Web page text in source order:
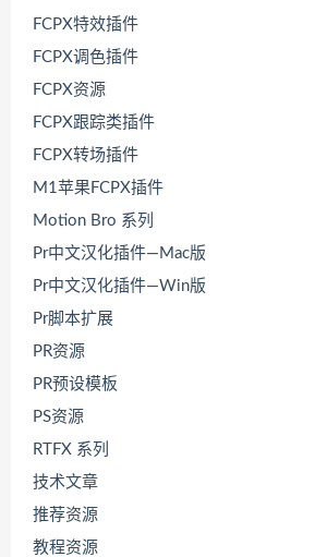
FCPX特效插件
FCPX调色插件
FCPX资源
FCPX跟踪类插件
FCPX转场插件
M1苹果FCPX插件
Motion Bro 系列
Pr中文汉化插件—Mac版
Pr中文汉化插件—Win版
Pr脚本扩展
PR资源
PR预设模板
PS资源
RTFX 系列
技术文章
推荐资源
教程资源